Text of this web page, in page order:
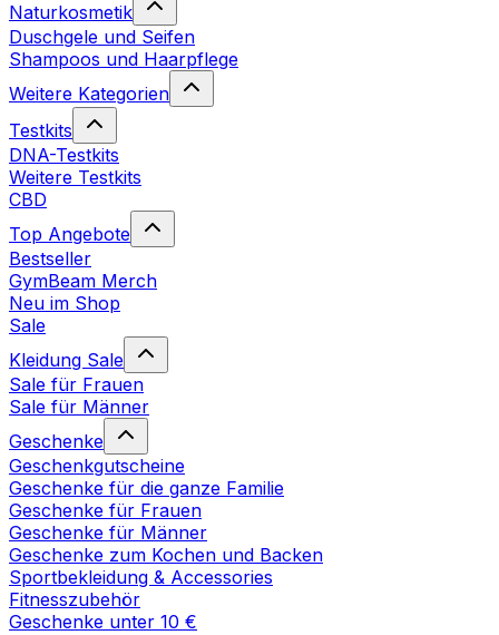
Naturkosmetik
Duschgele und Seifen
Shampoos und Haarpflege
Weitere Kategorien
Testkits
DNA-Testkits
Weitere Testkits
CBD
Top Angebote
Bestseller
GymBeam Merch
Neu im Shop
Sale
Kleidung Sale
Sale für Frauen
Sale für Männer
Geschenke
Geschenkgutscheine
Geschenke für die ganze Familie
Geschenke für Frauen
Geschenke für Männer
Geschenke zum Kochen und Backen
Sportbekleidung & Accessories
Fitnesszubehör
Geschenke unter 10 €